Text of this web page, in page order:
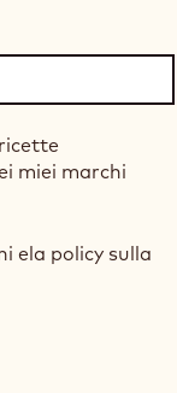
miei marchi
ela policy sulla